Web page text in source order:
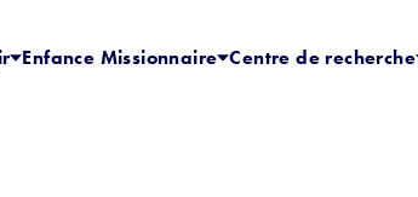
Enfance Missionnaire Centre de recherche